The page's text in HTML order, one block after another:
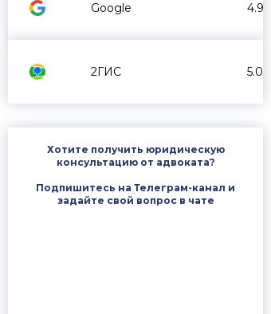
Google 4.9
2ГИС 5.0
Хотите получить юридическую
консультацию от адвоката?
Подпишитесь на Телеграм-канал и
задайте свой вопрос в чате